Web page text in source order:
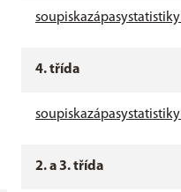
soupiskazápasystatistiky
4. třída
soupiskazápasystatistiky
2. a 3. třída